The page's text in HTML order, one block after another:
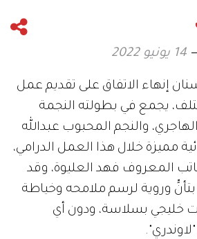
14 يونيو 2022
إنهاء الاتفاق على تقديم عمل
يجمع في بطولته النجمة
والنجم المحبوب عبدالله
مميزة خلال هذا العمل الدرامي،
المعروف فهد العليوة، وقد
بتأنٍّ وروية لرسم ملامحه وخياطة
خليجي بسلاسة، ودون أي